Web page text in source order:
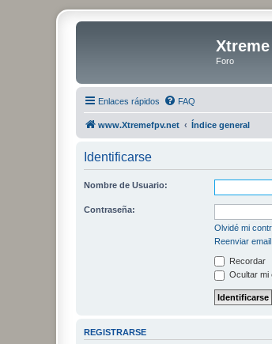
Foro
Enlaces rápidos FAQ
www.Xtremefpv.net Índice general
Identificarse
Nombre de Usuario:
Contraseña:
Olvidé mi
Reenviar
Recordar
Ocultar mi
REGISTRARSE